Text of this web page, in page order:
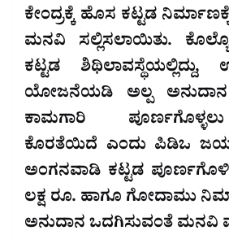
ಕೇಂದ್ರಕ್ಕೆ ಹೊಸ ಕಟ್ಟಡ
ಮನವಿ ಸಲ್ಲಿಸಲಾಯಿತು.
ಕಟ್ಟಡ
ಯೋಜನೆಯಡಿ ಅಲ್ಪ ಅನುದಾನ
ಕಾಮಗಾರಿ
ಕೊರತೆಯಿದೆ ಎಂದು ಪಿಡಿಒ
ಅಂಗನವಾಡಿ ಕಟ್ಟಡ
ಲಕ್ಷ ರೂ. ಹಾಗೂ ಗೋದಾಮು
ಅನುದಾನ ಒದಗಿಸುವಂತೆ ಮನವಿ